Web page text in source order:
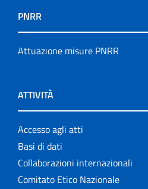
PNRR
Attuazione misure PNRR
ATTIVITÀ
Accesso agli atti
Basi di dati
Collaborazioni internazionali
Comitato Etico Nazionale